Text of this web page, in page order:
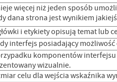
więcej niż jeden sposób
dana strona jest wynikiem
i etykiety opisują temat lub
interfejs posiadający
komponentów
wizualnie.
celu dla wejścia wskaźnika